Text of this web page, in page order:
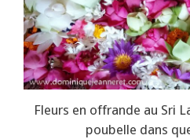
Fleurs en offrande au Sri
poubelle dans